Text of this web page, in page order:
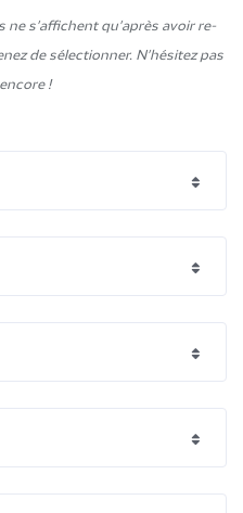
s'affichent qu'après avoir re-
de sélectionner. N'hésitez pas
!